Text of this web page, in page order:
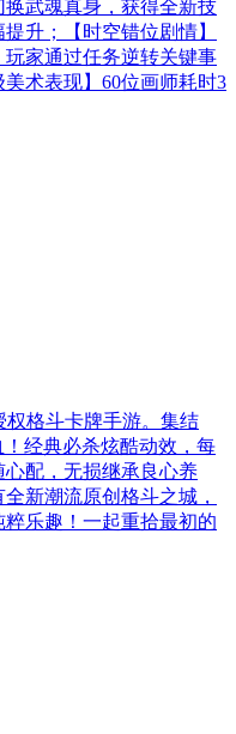
换武魂真身，获得全新技
升；【时空错位剧情】
家通过任务逆转关键事
术表现】60位画师耗时3
权格斗卡牌手游。集结
经典必杀炫酷动效，每
配，无损继承良心养
新潮流原创格斗之城，
乐趣！一起重拾最初的